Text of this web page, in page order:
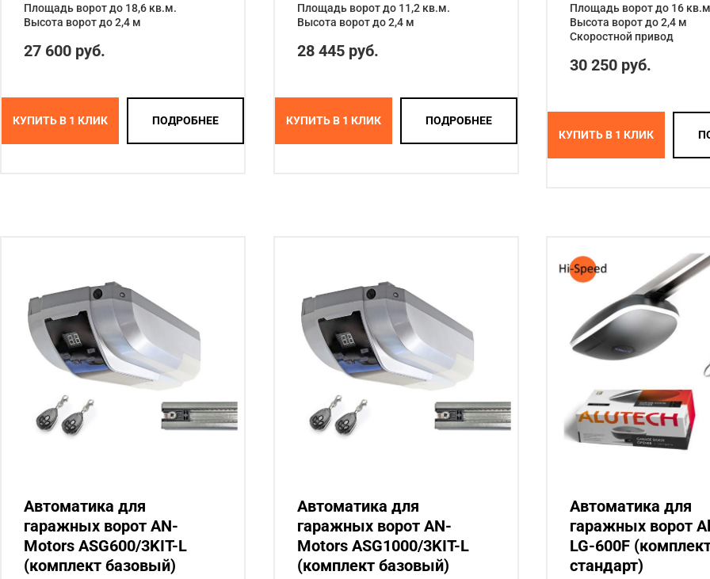
Площадь ворот до 18,6 кв.м.
Высота ворот до 2,4 м
27 600 руб.
КУПИТЬ В 1 КЛИК ПОДРОБНЕЕ
Площадь ворот до 11,2 кв.м.
Высота ворот до 2,4 м
28 445 руб.
КУПИТЬ В 1 КЛИК ПОДРОБНЕЕ
Площадь ворот до 16
Высота ворот до 2,4 м
Скоростной привод
30 250 руб.
КУПИТЬ В 1 КЛИК
Автоматика для
гаражных ворот AN-
Motors ASG600/3KIT-L
(комплект базовый)
Автоматика для
гаражных ворот AN-
Motors ASG1000/3KIT-L
(комплект базовый)
Автоматика для
гаражных ворот
LG-600F
стандарт)